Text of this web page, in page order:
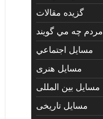
گزیده مقالات
مردم چه مي گويند
مسايل اجتماعي
مسايل هنری
مسایل بین المللی
مسایل تاریخی